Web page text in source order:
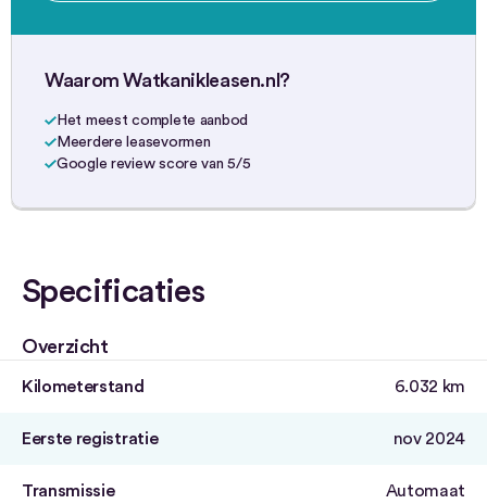
Waarom Watkanikleasen.nl?
Het meest complete aanbod
Meerdere leasevormen
Google review score van 5/5
Specificaties
Overzicht
Kilometerstand 6.032 km
Eerste registratie nov 2024
Transmissie Automaat